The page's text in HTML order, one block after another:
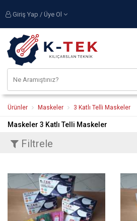
Giriş Yap / Üye Ol
Ürünler Maskeler 3 Katlı Telli Maskeler
Maskeler 3 Katlı Telli Maskeler
Filtrele